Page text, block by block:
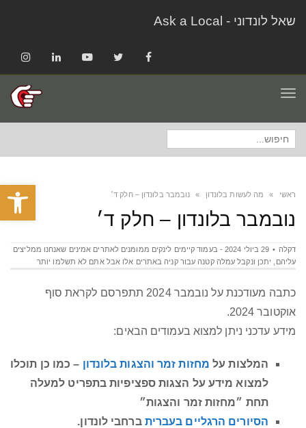
פתח
שאל לונדוני - Ask a Local
Facebook
Twitter
YouTube
LinkedIn
Instagram
תפריט
חיפוש
ראשי » מה לעשות בלונדון » נובמבר בלונדון – חלק ד׳
נובמבר בלונדון – חלק ד׳
דקלה
29 ביולי 2024 - בעמוד קיימים לינקים ממומנים לאתרים אמינים שאנחנו ממליצים
עליהם‫,‬ יתכן ונקבל עמלה קטנה עבור קניה באתרים אלו אבל אתם לא תשלמו יותר
כתבה מעודכנת על נובמבר 2024 תתפרסם לקראת סוף
אוקטובר 2024.
מידע עדכני ניתן למצוא בעמודים הבאים:
המלצות על מחזות זמר והצגות בלונדון – כמו כן תוכלו
למצוא מידע על הצגות ספציפיות בתפריט למעלה
תחת ״מחזות זמר והצגות״
הסיורים הרגליים בעברית ברחבי לונדון.